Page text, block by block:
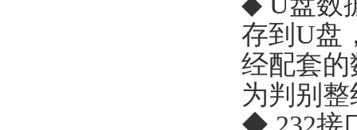
存到U盘
经配套
为判别